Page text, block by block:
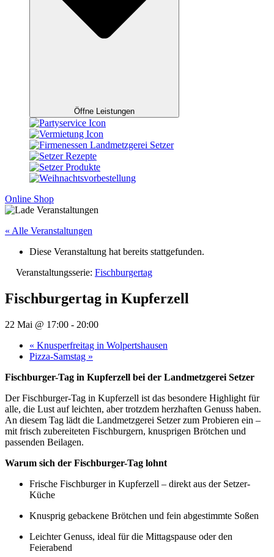
Öffne Leistungen
Online Shop
« Alle Veranstaltungen
Diese Veranstaltung hat bereits stattgefunden.
Veranstaltungsserie: Fischburgertag
Fischburgertag in Kupferzell
22 Mai @ 17:00 - 20:00
« Knusperfreitag in Wolpertshausen
Pizza-Samstag »
Fischburger-Tag in Kupferzell bei der Landmetzgerei Setzer
Der Fischburger-Tag in Kupferzell ist das besondere Highlight für
alle, die Lust auf leichten, aber trotzdem herzhaften Genuss haben.
An diesem Tag lädt die Landmetzgerei Setzer zum Probieren ein –
mit frisch zubereiteten Fischburgern, knusprigen Brötchen und
passenden Beilagen.
Warum sich der Fischburger-Tag lohnt
Frische Fischburger in Kupferzell – direkt aus der Setzer-
Küche
Knusprig gebackene Brötchen und fein abgestimmte Soßen
Leichter Genuss, ideal für die Mittagspause oder den
Feierabend